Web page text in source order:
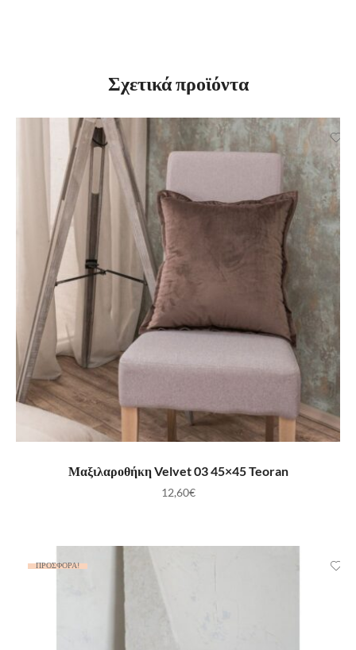
Σχετικά προϊόντα
ΠΡΟΣΘΉΚΗ ΣΤΟ ΚΑΛΆΘΙ
Μαξιλαροθήκη Velvet 03 45×45 Teoran
12,60€
ΠΡΟΣΦΟΡΆ!